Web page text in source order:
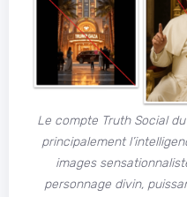
Le compte Truth Social
principalement
images
personnage divin,